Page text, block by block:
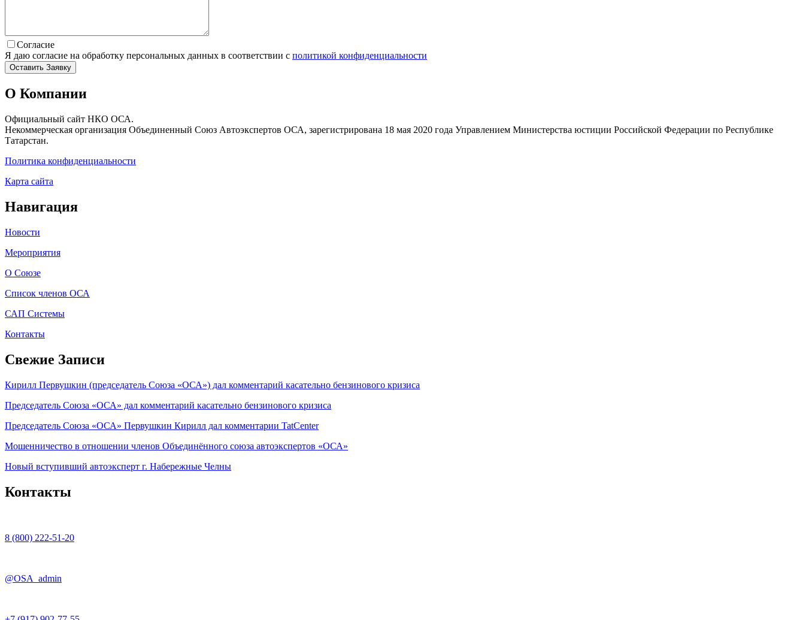
Согласие
Я даю согласие на обработку персональных данных в соответствии с политикой конфиденциальности
О Компании
Официальный сайт НКО ОСА.
Некоммерческая организация Объединенный Союз Автоэкспертов ОСА, зарегистрирована 18 мая 2020 года Управлением Министерства юстиции Российской Федерации по Республике
Татарстан.
Политика конфиденциальности
Карта сайта
Навигация
Новости
Мероприятия
О Союзе
Список членов ОСА
САП Системы
Контакты
Свежие Записи
Кирилл Первушкин (председатель Союза «ОСА») дал комментарий касательно бензинового кризиса
Председатель Союза «ОСА» дал комментарий касательно бензинового кризиса
Председатель Союза «ОСА» Первушкин Кирилл дал комментарии TatCenter
Мошенничество в отношении членов Объединённого союза автоэкспертов «ОСА»
Новый вступивший автоэксперт г. Набережные Челны
Контакты
8 (800) 222-51-20
@OSA_admin